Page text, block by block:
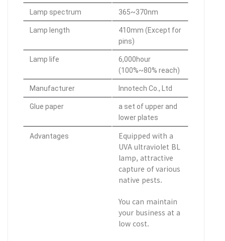
Lamp spectrum 365~370nm
Lamp length
410mm (Except for
pins)
Lamp life
6,000hour
(100%~80% reach)
Manufacturer Innotech Co., Ltd
Glue paper
a set of upper and
lower plates
Advantages
Equipped with a
UVA ultraviolet BL
lamp, attractive
capture of various
native pests.
You can maintain
your business at a
low cost.